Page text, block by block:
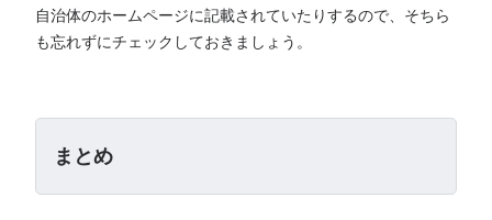
自治体のホームページに記載されていたりするので、そちら
も忘れずにチェックしておきましょう。
まとめ